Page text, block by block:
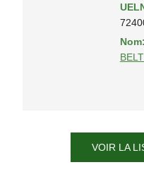
Nom:
VOIR LA